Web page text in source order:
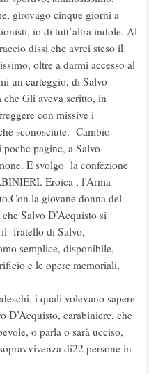
girovago cinque giorni a
io di tutt’altra indole. Al
dissi che avrei steso il
oltre a darmi accesso al
un carteggio, di Salvo
Gli aveva scritto, in
con missive i
sconosciute. Cambio
pagine, a Salvo
E svolgo la confezione
Eroica , l’Arma
la giovane donna del
Salvo D’Acquisto si
il fratello di Salvo,
semplice, disponibile,
e le opere memoriali,
i quali volevano sapere
D’Acquisto, carabiniere, che
o parla o sarà ucciso,
di22 persone in